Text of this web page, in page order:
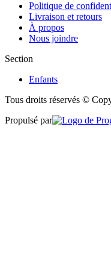
Politique de
Livraison et retours
À propos
Nous joindre
Section
Enfants
Tous droits réservés ©
Propulsé par